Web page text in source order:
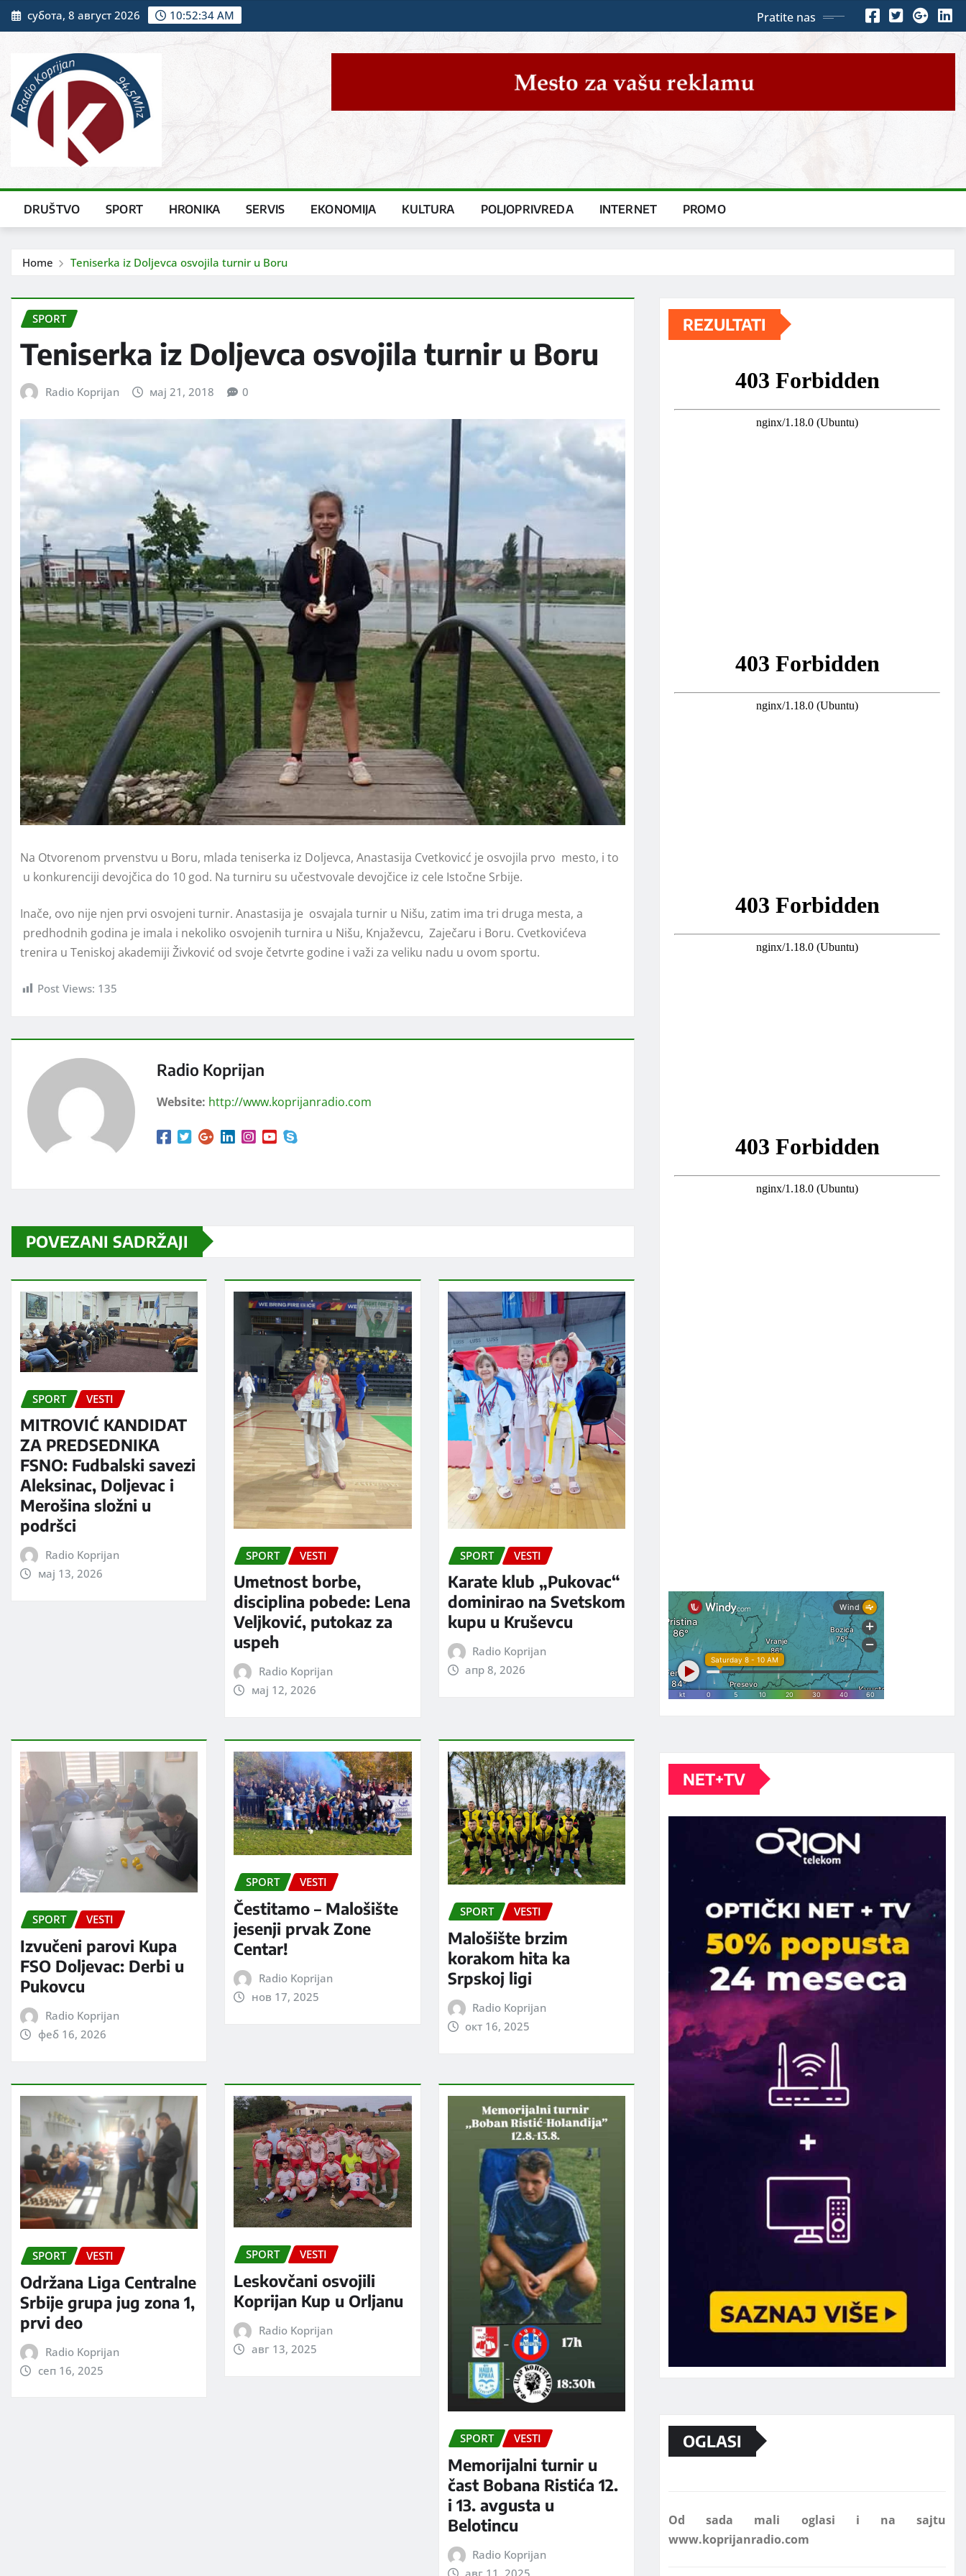
Skip
to
субота, 8 август 2026 10:52:35 AM Pratite nas
DRUŠTVO SPORT HRONIKA SERVIS EKONOMIJA KULTURA POLJOPRIVREDA INTERNET PROMO
Home Teniserka iz Doljevca osvojila turnir u Boru
SPORT
Teniserka iz Doljevca osvojila turnir u Boru
Radio Koprijan мај 21, 2018 0
Na Otvorenom prvenstvu u Boru, mlada teniserka iz Doljevca, Anastasija Cvetkovicć je osvojila prvo mesto, i to
u konkurenciji devojčica do 10 god. Na turniru su učestvovale devojčice iz cele Istočne Srbije.
Inače, ovo nije njen prvi osvojeni turnir. Anastasija je osvajala turnir u Nišu, zatim ima tri druga mesta, a
predhodnih godina je imala i nekoliko osvojenih turnira u Nišu, Knjaževcu, Zaječaru i Boru. Cvetkovićeva
trenira u Teniskoj akademiji Živković od svoje četvrte godine i važi za veliku nadu u ovom sportu.
Post Views: 135
Radio Koprijan
Website: http://www.koprijanradio.com
POVEZANI SADRŽAJI
SPORT VESTI
MITROVIĆ KANDIDAT
ZA PREDSEDNIKA
FSNO: Fudbalski savezi
Aleksinac, Doljevac i
Merošina složni u
podršci
Radio Koprijan
мај 13, 2026
SPORT VESTI
Umetnost borbe,
disciplina pobede: Lena
Veljković, putokaz za
uspeh
Radio Koprijan
мај 12, 2026
SPORT VESTI
Karate klub „Pukovac“
dominirao na Svetskom
kupu u Kruševcu
Radio Koprijan
апр 8, 2026
SPORT VESTI
Izvučeni parovi Kupa
FSO Doljevac: Derbi u
Pukovcu
Radio Koprijan
феб 16, 2026
SPORT VESTI
Čestitamo – Malošište
jesenji prvak Zone
Centar!
Radio Koprijan
нов 17, 2025
SPORT VESTI
Malošište brzim
korakom hita ka
Srpskoj ligi
Radio Koprijan
окт 16, 2025
SPORT VESTI
Održana Liga Centralne
Srbije grupa jug zona 1,
prvi deo
Radio Koprijan
сеп 16, 2025
SPORT VESTI
Leskovčani osvojili
Koprijan Kup u Orljanu
Radio Koprijan
авг 13, 2025
SPORT VESTI
Memorijalni turnir u
čast Bobana Ristića 12.
i 13. avgusta u
Belotincu
Radio Koprijan
авг 11, 2025
REZULTATI
NET+TV
OGLASI
Marketing telefon 062 463 002